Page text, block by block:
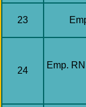
23
24
Emp.